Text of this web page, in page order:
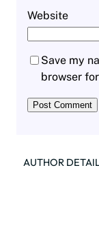
Website
Save my
browser
AUTHOR